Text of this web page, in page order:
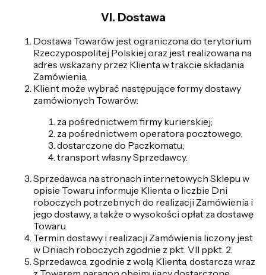
VI. Dostawa
Dostawa Towarów jest ograniczona do terytorium
Rzeczypospolitej Polskiej oraz jest realizowana na
adres wskazany przez Klienta w trakcie składania
Zamówienia.
Klient może wybrać następujące formy dostawy
zamówionych Towarów:
za pośrednictwem firmy kurierskiej;
za pośrednictwem operatora pocztowego;
dostarczone do Paczkomatu;
transport własny Sprzedawcy.
Sprzedawca na stronach internetowych Sklepu w
opisie Towaru informuje Klienta o liczbie Dni
roboczych potrzebnych do realizacji Zamówienia i
jego dostawy, a także o wysokości opłat za dostawę
Towaru.
Termin dostawy i realizacji Zamówienia liczony jest
w Dniach roboczych zgodnie z pkt. VII ppkt. 2.
Sprzedawca, zgodnie z wolą Klienta, dostarcza wraz